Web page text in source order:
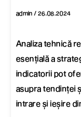
admin / 26.08.2024
Analiza tehnică
esențială a
indicatorii pot
asupra tendinței
intrare și ieșire